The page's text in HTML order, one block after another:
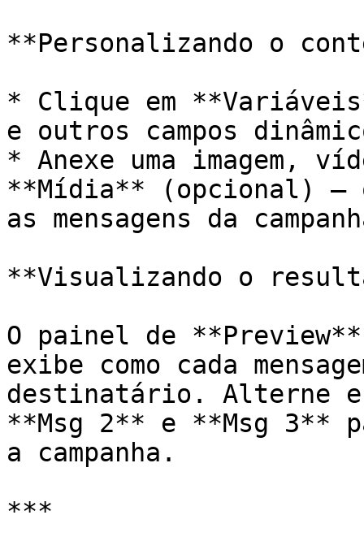
**Personalizando o
* Clique em
e outros campos
* Anexe uma imagem,
**Mídia** (opcional) —
as mensagens da
**Visualizando o
O painel de
exibe como cada
destinatário. Alterne
**Msg 2** e **Msg 3**
a campanha.
***